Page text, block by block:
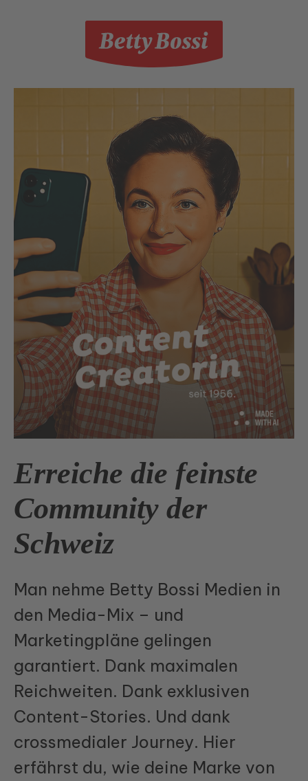
Erreiche die feinste
Community der
Schweiz
Man nehme Betty Bossi Medien in
den Media-Mix – und
Marketingpläne gelingen
garantiert. Dank maximalen
Reichweiten. Dank exklusiven
Content-Stories. Und dank
crossmedialer Journey. Hier
erfährst du, wie deine Marke von